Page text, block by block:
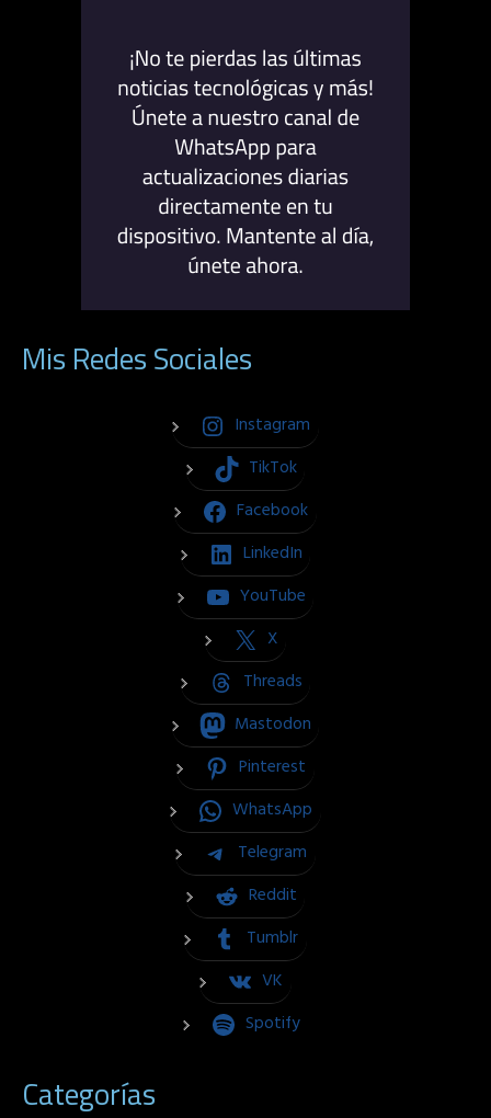
Mis Redes Sociales
Instagram
TikTok
Facebook
LinkedIn
YouTube
X
Threads
Mastodon
Pinterest
WhatsApp
Telegram
Reddit
Tumblr
VK
Spotify
Categorías